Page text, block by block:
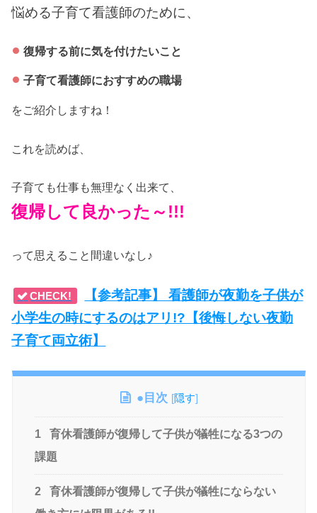
悩める子育て看護師のために、
復帰する前に気を付けたいこと
子育て看護師におすすめの職場
をご紹介しますね！
これを読めば、
子育ても仕事も無理なく出来て、
復帰して良かった～!!!
って思えること間違いなし♪
CHECK!
【参考記事】 看護師が夜勤を子供が
小学生の時にするのはアリ!?【後悔しない夜勤
子育て両立術】
●目次 [隠す]
1
育休看護師が復帰して子供が犠牲になる3つの
課題
2
育休看護師が復帰して子供が犠牲にならない